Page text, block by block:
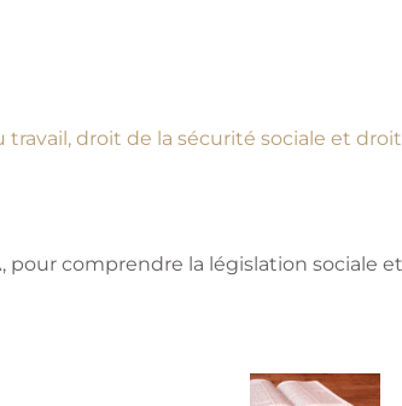
travail, droit de la sécurité sociale et
pour comprendre la législation sociale